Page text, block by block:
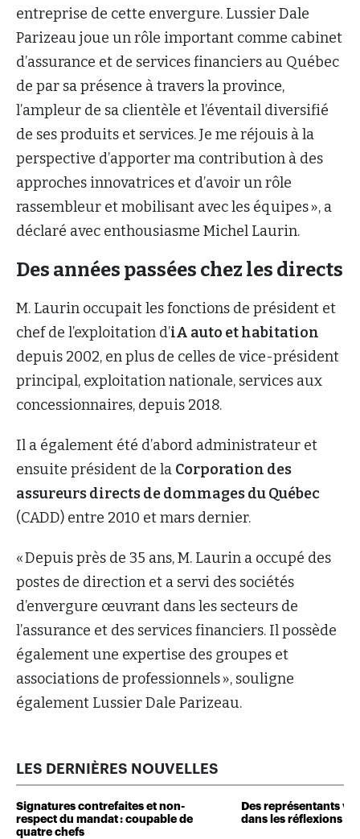
entreprise de cette envergure. Lussier Dale
Parizeau joue un rôle important comme cabinet
d’assurance et de services financiers au Québec
de par sa présence à travers la province,
l’ampleur de sa clientèle et l’éventail diversifié
de ses produits et services. Je me réjouis à la
perspective d’apporter ma contribution à des
approches innovatrices et d’avoir un rôle
rassembleur et mobilisant avec les équipes », a
déclaré avec enthousiasme Michel Laurin.
Des années passées chez les directs
M. Laurin occupait les fonctions de président et
chef de l’exploitation d’iA auto et habitation
depuis 2002, en plus de celles de vice-président
principal, exploitation nationale, services aux
concessionnaires, depuis 2018.
Il a également été d’abord administrateur et
ensuite président de la Corporation des
assureurs directs de dommages du Québec
(CADD) entre 2010 et mars dernier.
« Depuis près de 35 ans, M. Laurin a occupé des
postes de direction et a servi des sociétés
d’envergure œuvrant dans les secteurs de
l’assurance et des services financiers. Il possède
également une expertise des groupes et
associations de professionnels », souligne
également Lussier Dale Parizeau.
LES DERNIÈRES NOUVELLES
Signatures contrefaites et non-
respect du mandat : coupable de
quatre chefs
Des représentants
dans les réflexions de